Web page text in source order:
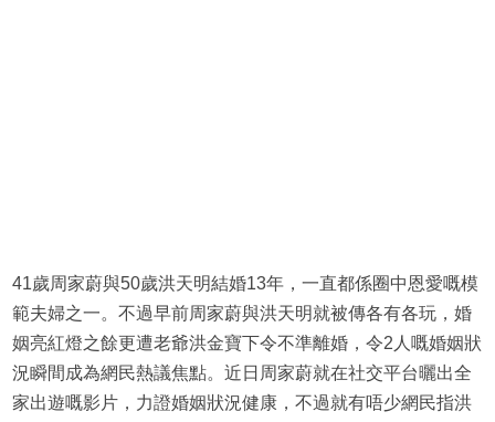
41歲周家蔚與50歲洪天明結婚13年，一直都係圈中恩愛嘅模
範夫婦之一。不過早前周家蔚與洪天明就被傳各有各玩，婚
姻亮紅燈之餘更遭老爺洪金寶下令不準離婚，令2人嘅婚姻狀
況瞬間成為網民熱議焦點。近日周家蔚就在社交平台曬出全
家出遊嘅影片，力證婚姻狀況健康，不過就有唔少網民指洪